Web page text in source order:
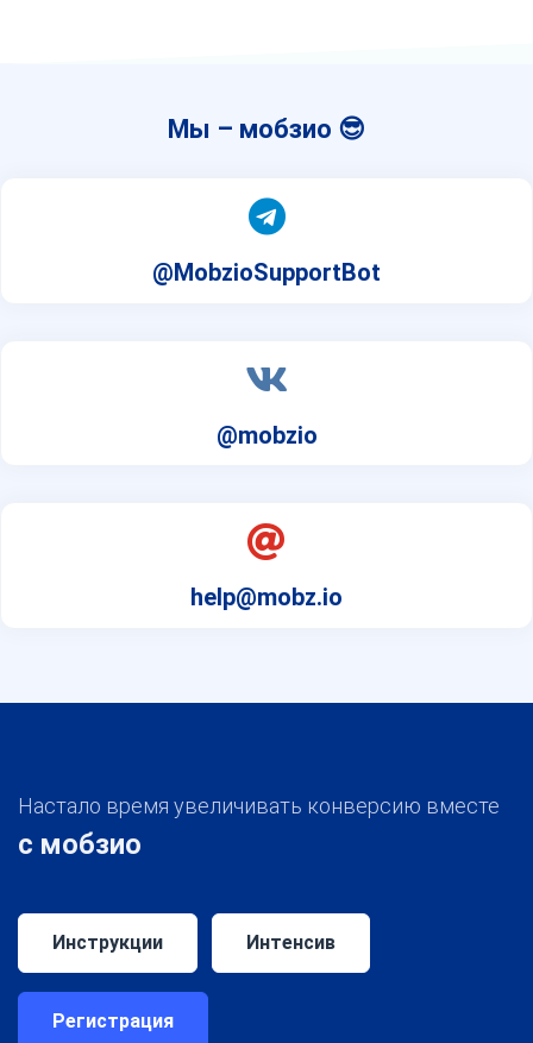
Мы – мобзио 😎
@MobzioSupportBot
@mobzio
help@mobz.io
Настало время увеличивать конверсию вместе
с мобзио
Инструкции Интенсив
Регистрация